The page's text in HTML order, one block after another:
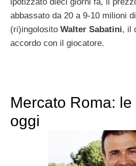
abbassato da 20 a 9-10 milioni
(ri)ingolosito Walter Sabatini, il
accordo con il giocatore.
Mercato Roma:
oggi